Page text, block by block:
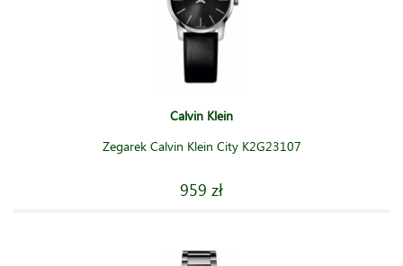
Calvin Klein
Zegarek Calvin Klein City K2G23107
959 zł